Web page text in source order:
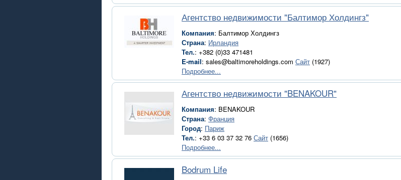
Агентство недвижимости "Балтимор Холдингз"
Компания: Балтимор Холдингз
Страна: Ирландия
Тел.: +382 (0)33 471481
E-mail: sales@baltimoreholdings.com Сайт (1927)
Подробнее...
Агентство недвижимости "BENAKOUR"
Компания: BENAKOUR
Страна: Франция
Город: Париж
Тел.: +33 6 03 37 32 76 Сайт (1656)
Подробнее...
Bodrum Life